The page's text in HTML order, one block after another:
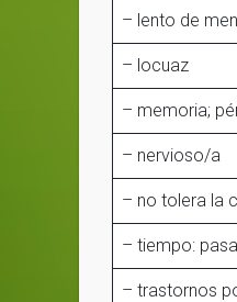
– lento de
– locuaz
– memoria;
– nervioso/a
– no tolera la
– tiempo:
– trastornos